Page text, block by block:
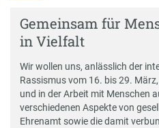
Gemeinsam für
in Vielfalt
Wir wollen uns, anlässlich der
Rassismus vom 16. bis 29.
und in der Arbeit mit Menschen
verschiedenen Aspekte von
Ehrenamt sowie die damit